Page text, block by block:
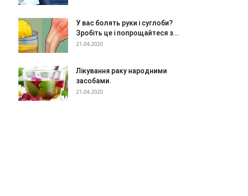
У вас болять руки і суглоби?
Зробіть це і попрощайтеся з...
21.04.2020
Лікування раку народними
засобами.
21.04.2020